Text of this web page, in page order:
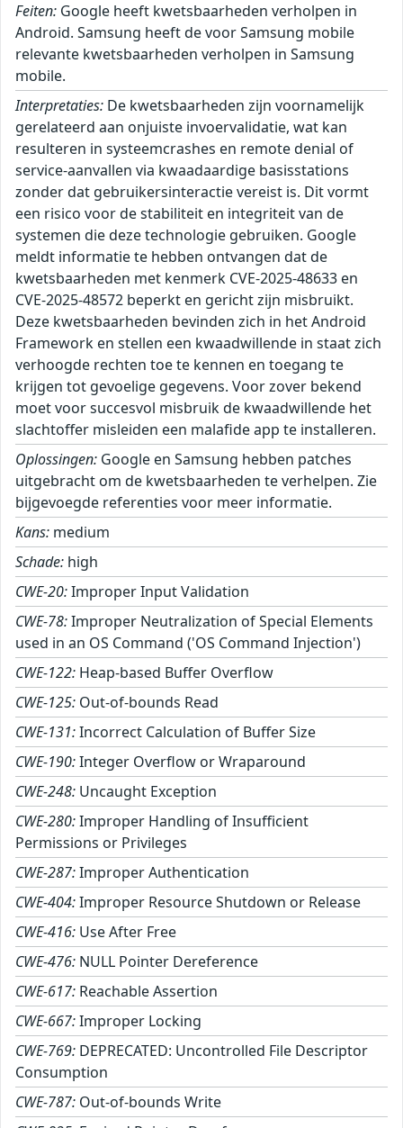
Feiten: Google heeft kwetsbaarheden verholpen in
Android. Samsung heeft de voor Samsung mobile
relevante kwetsbaarheden verholpen in Samsung
mobile.
Interpretaties: De kwetsbaarheden zijn voornamelijk
gerelateerd aan onjuiste invoervalidatie, wat kan
resulteren in systeemcrashes en remote denial of
service-aanvallen via kwaadaardige basisstations
zonder dat gebruikersinteractie vereist is. Dit vormt
een risico voor de stabiliteit en integriteit van de
systemen die deze technologie gebruiken. Google
meldt informatie te hebben ontvangen dat de
kwetsbaarheden met kenmerk CVE-2025-48633 en
CVE-2025-48572 beperkt en gericht zijn misbruikt.
Deze kwetsbaarheden bevinden zich in het Android
Framework en stellen een kwaadwillende in staat zich
verhoogde rechten toe te kennen en toegang te
krijgen tot gevoelige gegevens. Voor zover bekend
moet voor succesvol misbruik de kwaadwillende het
slachtoffer misleiden een malafide app te installeren.
Oplossingen: Google en Samsung hebben patches
uitgebracht om de kwetsbaarheden te verhelpen. Zie
bijgevoegde referenties voor meer informatie.
Kans: medium
Schade: high
CWE-20:Improper Input Validation
CWE-78:Improper Neutralization of Special Elements
used in an OS Command ('OS Command Injection')
CWE-122: Heap-based Buffer Overflow
CWE-125: Out-of-bounds Read
CWE-131:Incorrect Calculation of Buffer Size
CWE-190:Integer Overflow or Wraparound
CWE-248: Uncaught Exception
CWE-280:Improper Handling of Insufficient
Permissions or Privileges
CWE-287:Improper Authentication
CWE-404:Improper Resource Shutdown or Release
CWE-416: Use After Free
CWE-476: NULL Pointer Dereference
CWE-617: Reachable Assertion
CWE-667:Improper Locking
CWE-769: DEPRECATED: Uncontrolled File Descriptor
Consumption
CWE-787: Out-of-bounds Write